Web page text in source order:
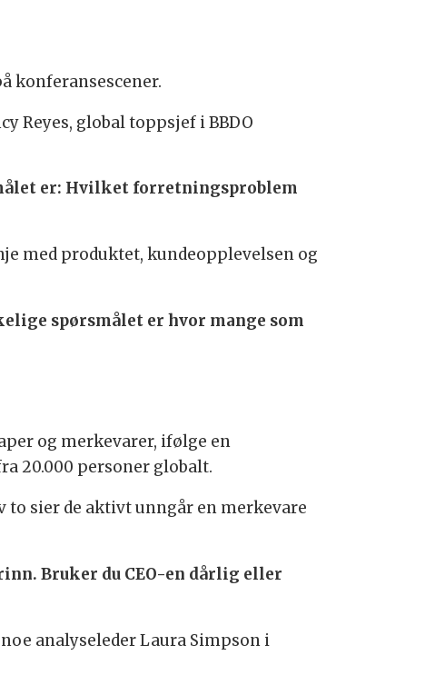
konferansescener.
Reyes, global toppsjef i BBDO
er: Hvilket forretningsproblem
med produktet, kundeopplevelsen og
spørsmålet er hvor mange som
og merkevarer, ifølge en
20.000 personer globalt.
to sier de aktivt unngår en merkevare
Bruker du CEO-en dårlig eller
analyseleder Laura Simpson i